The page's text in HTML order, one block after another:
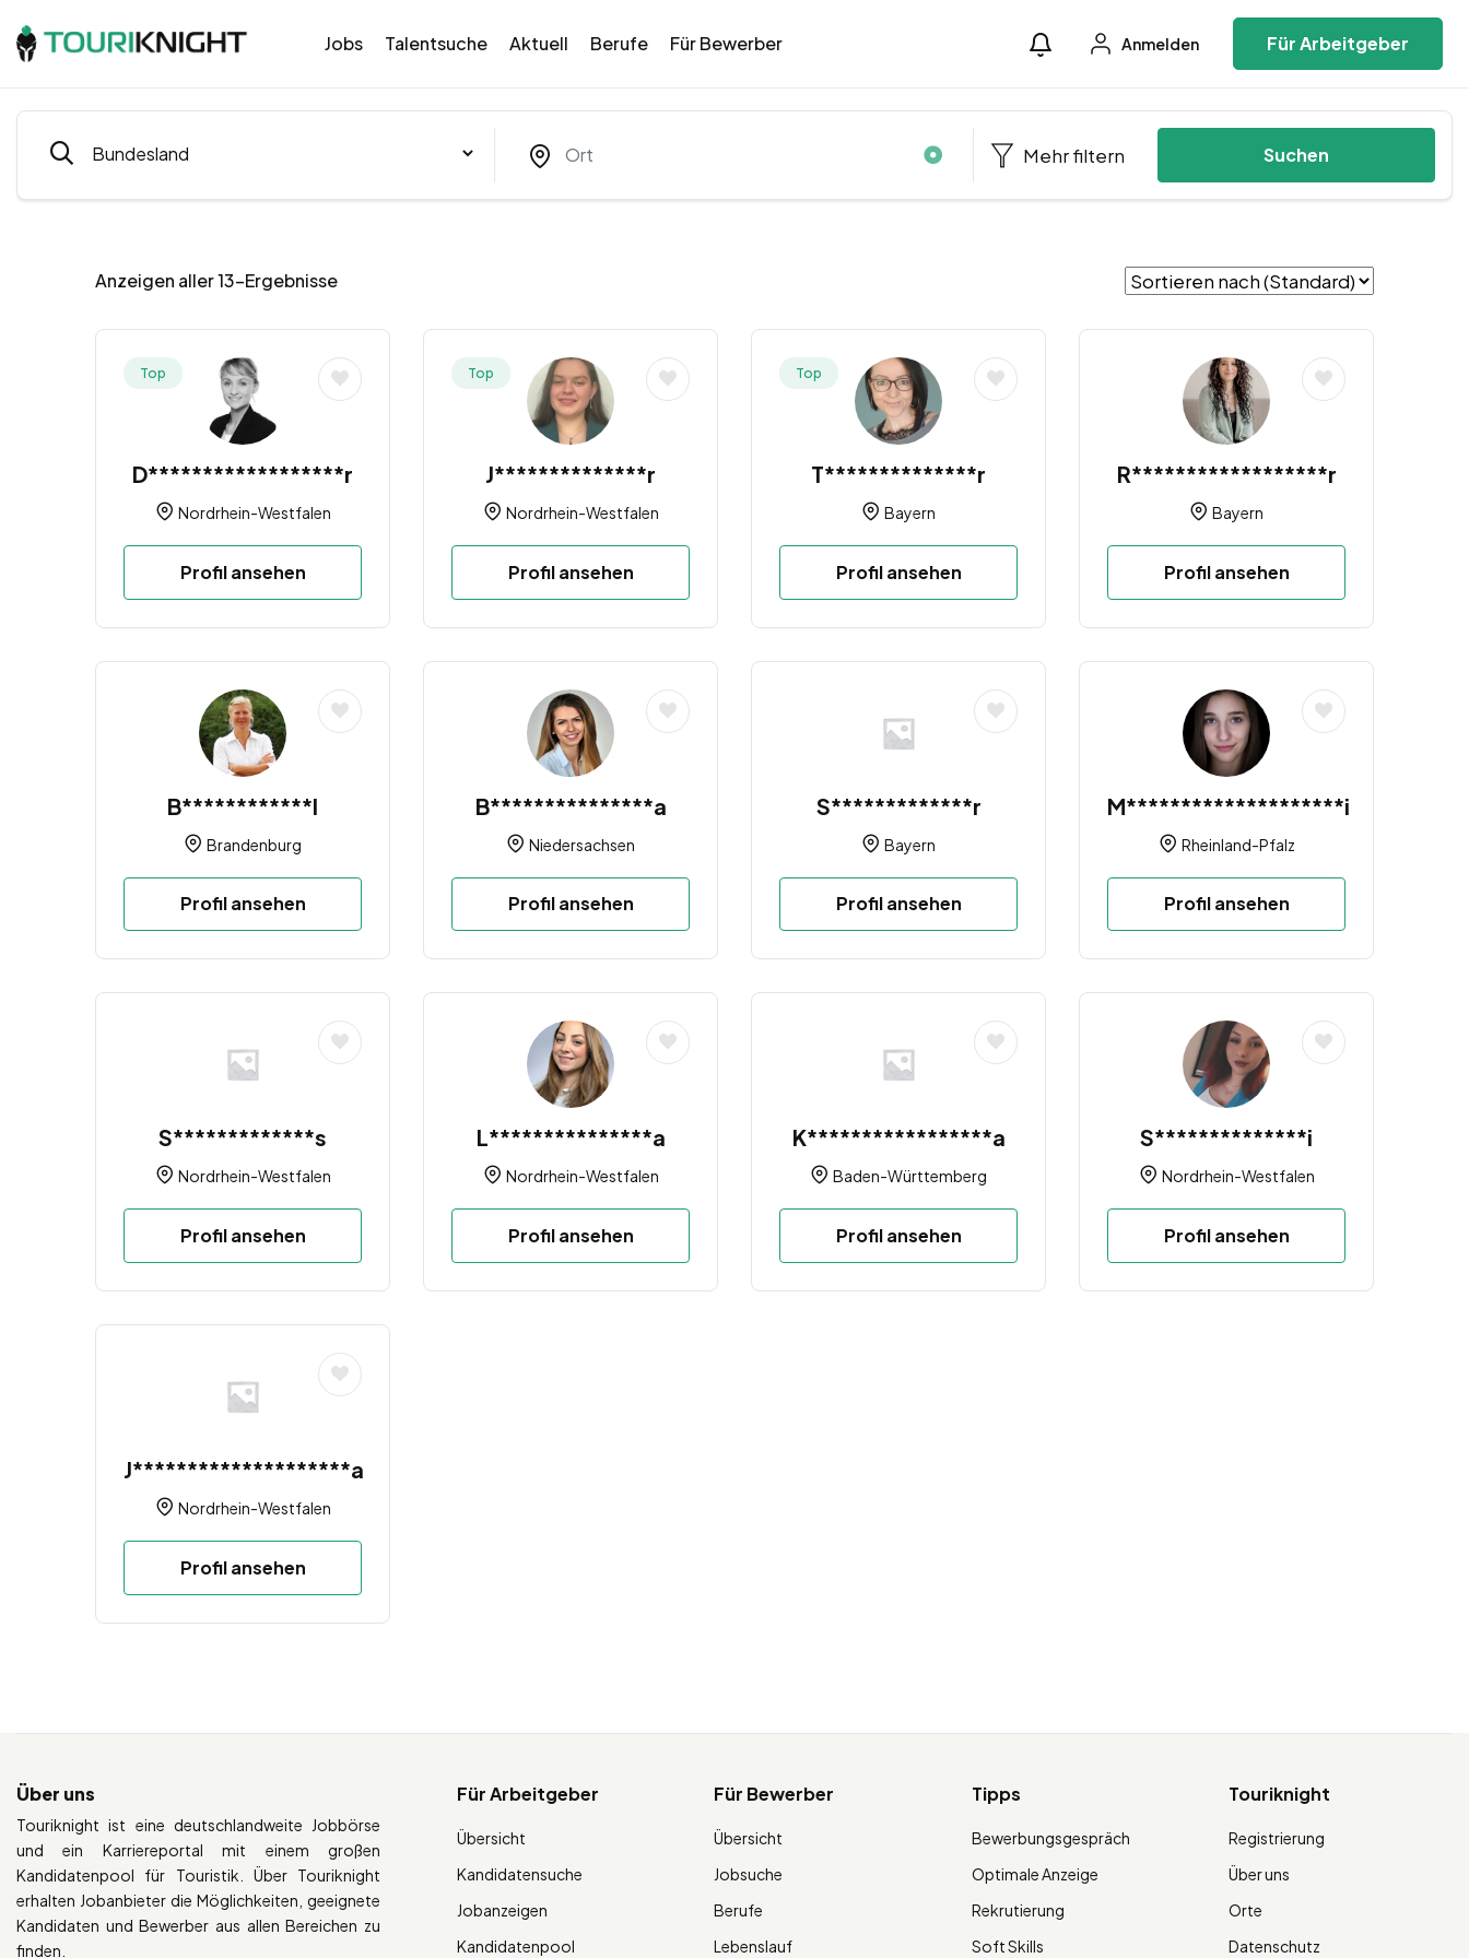
Jobs Talentsuche Aktuell Berufe Für Bewerber Anmelden Für Arbeitgeber
Mehr filtern Suchen
Anzeigen aller 13-Ergebnisse
Top
D******************r
Nordrhein-Westfalen
Profil ansehen
Top
J**************r
Nordrhein-Westfalen
Profil ansehen
Top
T**************r
Bayern
Profil ansehen
R******************r
Bayern
Profil ansehen
B************l
Brandenburg
Profil ansehen
B***************a
Niedersachsen
Profil ansehen
S*************r
Bayern
Profil ansehen
M********************i
Rheinland-Pfalz
Profil ansehen
S*************s
Nordrhein-Westfalen
Profil ansehen
L***************a
Nordrhein-Westfalen
Profil ansehen
K*****************a
Baden-Württemberg
Profil ansehen
S**************i
Nordrhein-Westfalen
Profil ansehen
J********************a
Nordrhein-Westfalen
Profil ansehen
Über uns
Touriknight ist eine deutschlandweite Jobbörse
und ein Karriereportal mit einem großen
Kandidatenpool für Touristik. Über Touriknight
erhalten Jobanbieter die Möglichkeiten, geeignete
Kandidaten und Bewerber aus allen Bereichen zu
finden.
Für Arbeitgeber
Übersicht
Kandidatensuche
Jobanzeigen
Kandidatenpool
Für Bewerber
Übersicht
Jobsuche
Berufe
Lebenslauf
Tipps
Bewerbungsgespräch
Optimale Anzeige
Rekrutierung
Soft Skills
Touriknight
Registrierung
Über uns
Orte
Datenschutz